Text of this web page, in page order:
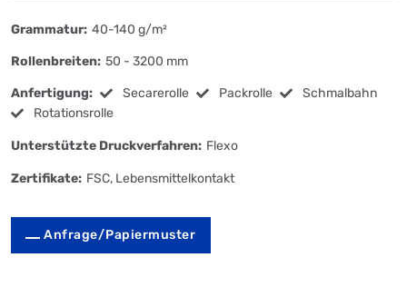
Grammatur: 40-140 g/m²
Rollenbreiten: 50 - 3200 mm
Anfertigung: Secarerolle Packrolle
Schmalbahn
Rotationsrolle
Unterstützte Druckverfahren: Flexo
Zertifikate: FSC, Lebensmittelkontakt
Anfrage/Papiermuster